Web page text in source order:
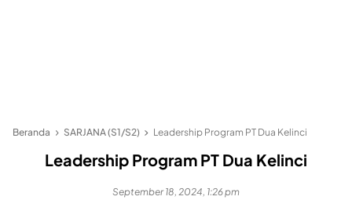
Beranda SARJANA (S1/S2) Leadership Program PT Dua Kelinci
Leadership Program PT Dua Kelinci
September 18, 2024, 1:26 pm